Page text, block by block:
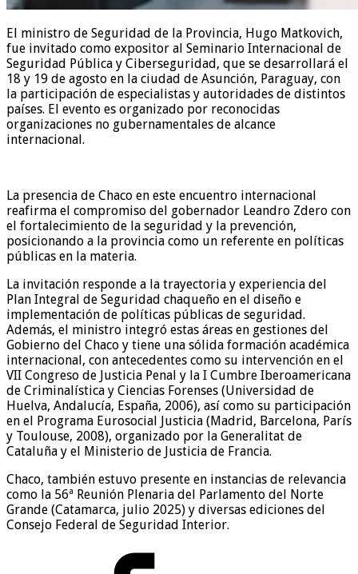
El ministro de Seguridad de la Provincia, Hugo Matkovich,
fue invitado como expositor al Seminario Internacional de
Seguridad Pública y Ciberseguridad, que se desarrollará el
18 y 19 de agosto en la ciudad de Asunción, Paraguay, con
la participación de especialistas y autoridades de distintos
países. El evento es organizado por reconocidas
organizaciones no gubernamentales de alcance
internacional.
La presencia de Chaco en este encuentro internacional
reafirma el compromiso del gobernador Leandro Zdero con
el fortalecimiento de la seguridad y la prevención,
posicionando a la provincia como un referente en políticas
públicas en la materia.
La invitación responde a la trayectoria y experiencia del
Plan Integral de Seguridad chaqueño en el diseño e
implementación de políticas públicas de seguridad.
Además, el ministro integró estas áreas en gestiones del
Gobierno del Chaco y tiene una sólida formación académica
internacional, con antecedentes como su intervención en el
VII Congreso de Justicia Penal y la I Cumbre Iberoamericana
de Criminalística y Ciencias Forenses (Universidad de
Huelva, Andalucía, España, 2006), así como su participación
en el Programa Eurosocial Justicia (Madrid, Barcelona, París
y Toulouse, 2008), organizado por la Generalitat de
Cataluña y el Ministerio de Justicia de Francia.
Chaco, también estuvo presente en instancias de relevancia
como la 56ª Reunión Plenaria del Parlamento del Norte
Grande (Catamarca, julio 2025) y diversas ediciones del
Consejo Federal de Seguridad Interior.